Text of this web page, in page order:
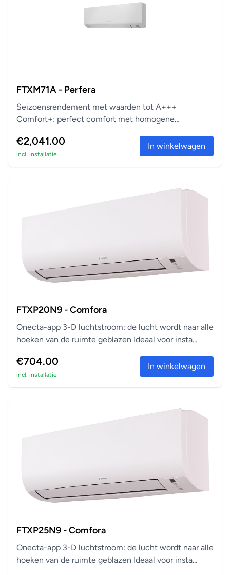
FTXM71A - Perfera
Seizoensrendement met waarden tot A+++
Comfort+: perfect comfort met homogene
€2,041.00
incl. installatie
In winkelwagen
FTXP20N9 - Comfora
Onecta-app 3-D luchtstroom: de lucht wordt naar alle
hoeken van de ruimte geblazen Ideaal voor insta...
€704.00
incl. installatie
In winkelwagen
FTXP25N9 - Comfora
Onecta-app 3-D luchtstroom: de lucht wordt naar alle
hoeken van de ruimte geblazen Ideaal voor insta...